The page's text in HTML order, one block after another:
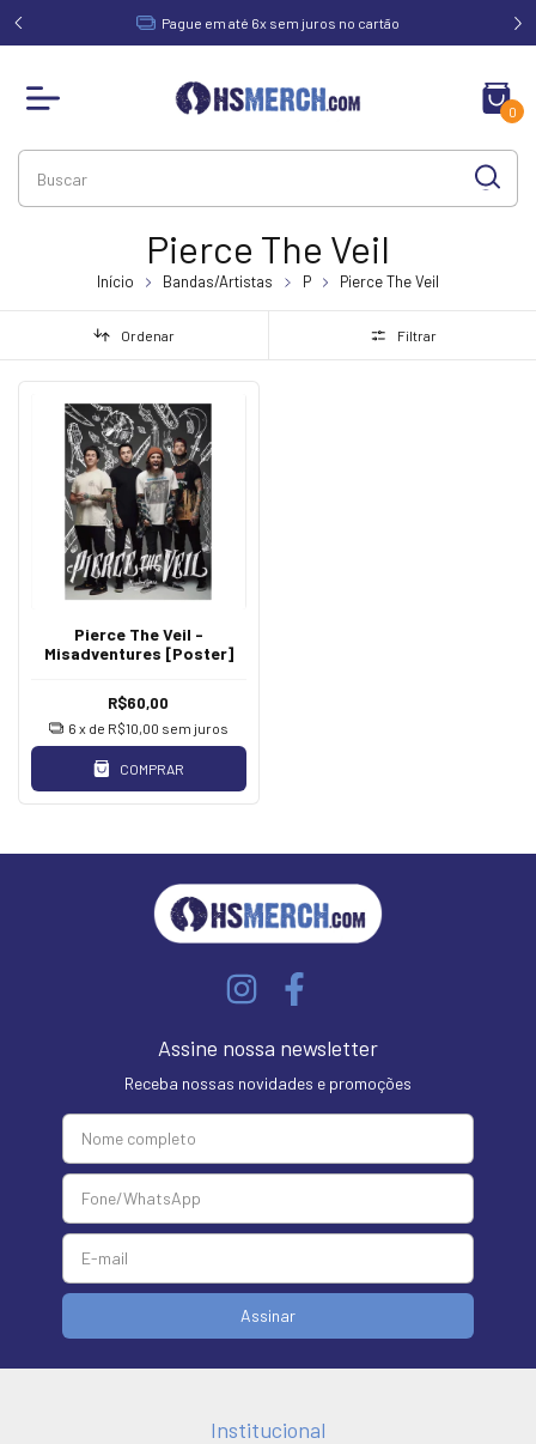
de Pague em até 6x sem juros no cartão
0
Pierce The Veil
Início Bandas/Artistas P Pierce The Veil
Ordenar Filtrar
Pierce The Veil -
Misadventures [Poster]
R$60,00
6 x de R$10,00 sem juros
COMPRAR
Assine nossa newsletter
Receba nossas novidades e promoções
Institucional